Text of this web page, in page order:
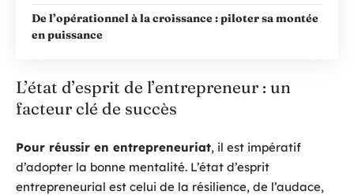
De l’opérationnel à la croissance : piloter sa montée
en puissance
L’état d’esprit de l’entrepreneur : un
facteur clé de succès
Pour réussir en entrepreneuriat, il est impératif
d’adopter la bonne mentalité. L’état d’esprit
entrepreneurial est celui de la résilience, de l’audace,